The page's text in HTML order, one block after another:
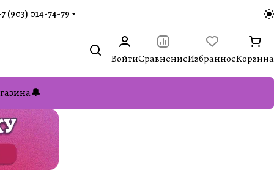
(903) 014-74-79‬
ВойтиСравнениеИзбранноеКорзина